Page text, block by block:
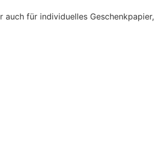
für individuelles Geschenkpapier,